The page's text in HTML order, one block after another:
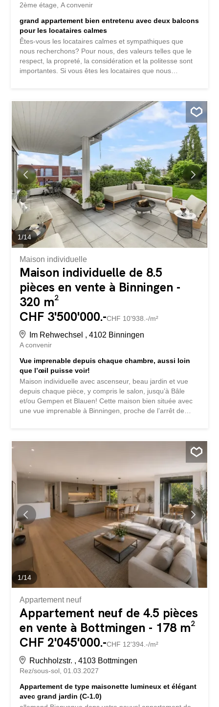
2ème étage A convenir
grand appartement bien entretenu avec deux balcons
pour les locataires calmes
Êtes-vous les locataires calmes et sympathiques que
nous recherchons? Pour nous, des valeurs telles que le
respect, la propreté, la considération et la politesse sont
importantes. Si vous êtes les locataires que nous
équitables avec tous nos locataires. Nous louons, sur
rendez-vous, un appartement 3,5 pièces bien entretenu
au 2ème étage à droite (sans ascenseur) dans un endroit
attractif et calme à Allschwil. C’était à l’origine un
appartement de 4 pièces et pourrait à nouveau être utilisé
comme tel. description Nouvelle cuisine, d’environ 4 ans,
avec lave-vaisselle et nouveau tableau électrique avec
disjoncteur différentiel dans l’appartement. L’appartement
séduit par sa disposition pratique et ses pièces de vie
lumineuses. Le grand salon-salle à manger offre un
accès direct à un grand balcon ensoleillé, qui crée un
espace de vie extérieur...
1/14
Maison individuelle
Maison individuelle de 8.5
pièces en vente à Binningen -
320 m²
CHF 3'500'000.-CHF 10'938.-/m²
Im Rehwechsel , 4102 Binningen
A convenir
Vue imprenable depuis chaque chambre, aussi loin
que l’œil puisse voir!
Maison individuelle avec ascenseur, beau jardin et vue
depuis chaque pièce, y compris le salon, jusqu’à Bâle
et/ou Gempen et Blauen! Cette maison bien située avec
une vue imprenable à Binningen, proche de l’arrêt de
occupants. Un véritable paradis pour les familles, qui offre
tout ce que l’on peut souhaiter. Avec son emplacement de
propriété est très recherchée et attire tous les regards.
Attendez-vous à une surface habitable généreuse
d’environ 320 m², répartie sur un total de 9,5 pièces, avec
l’appartement indépendant au rez-de-chaussée
(anciennement piscine couverte) et la maison d’habitation
ainsi qu’une surface de terrain de 884 m2. La maison est
en bon état et offre beaucoup d’espace pour les grands
et les petits. Le...
1/14
Appartement neuf
Appartement neuf de 4.5 pièces
en vente à Bottmingen - 178 m²
CHF 2'045'000.-CHF 12'394.-/m²
Ruchholzstr. , 4103 Bottmingen
Rez/sous-sol 01.03.2027
Appartement de type maisonette lumineux et élégant
avec grand jardin (C-1.0)